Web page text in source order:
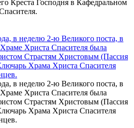
Креста Господня в Кафедральном
в неделю 2-ю Великого поста, в
Христа Спасителя была
Страстям Христовым (Пассия
Храма Христа Спасителя
в неделю 2-ю Великого поста, в
Христа Спасителя была
Страстям Христовым (Пассия
Храма Христа Спасителя